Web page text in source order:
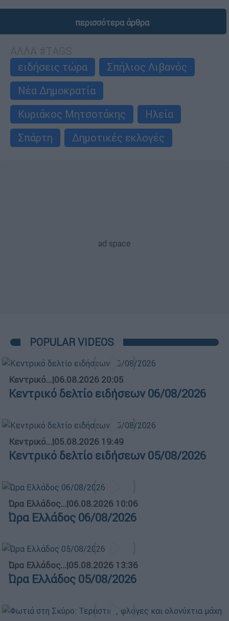
περισσότερα άρθρα
ειδήσεις τώρα
Σπήλιος Λιβανός
Νέα Δημοκρατία
Κυριάκος Μητσοτάκης
Ηλεία
Σπάρτη
Δημοτικές εκλογές
POPULAR VIDEOS
Κεντρικό...|06.08.2026 20:05
Κεντρικό δελτίο ειδήσεων 06/08/2026
Κεντρικό...|05.08.2026 19:49
Κεντρικό δελτίο ειδήσεων 05/08/2026
Ώρα Ελλάδος...|06.08.2026 10:06
Ώρα Ελλάδος 06/08/2026
Ώρα Ελλάδος...|05.08.2026 13:36
Ώρα Ελλάδος 05/08/2026